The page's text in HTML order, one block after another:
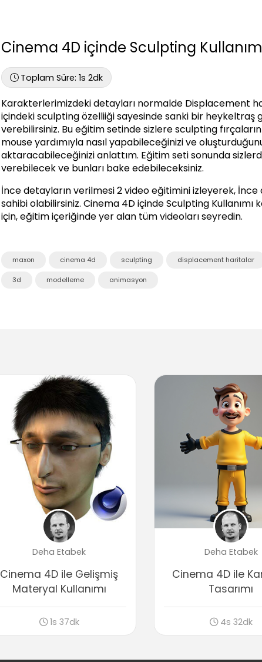
Cinema 4D içinde Sculpting
Toplam Süre: 1s 2dk
Karakterlerimizdeki detayları normalde Displacement
içindeki sculpting özelliiği sayesinde sanki bir heykeltraş
verebilirsiniz. Bu eğitim setinde sizlere sculpting
mouse yardımıyla nasıl yapabileceğinizi ve
aktaracabileceğinizi anlattım. Eğitim seti sonunda
verebilecek ve bunları bake edebileceksiniz.
İnce detayların verilmesi 2 video eğitimini izleyerek,
sahibi olabilirsiniz. Cinema 4D içinde Sculpting Kullanımı
için, eğitim içeriğinde yer alan tüm videoları seyredin.
maxon cinema 4d sculpting displacement haritalar
3d modelleme animasyon
Deha Etabek
Cinema 4D ile Gelişmiş
Materyal Kullanımı
1s 37dk
Deha Etabek
Cinema 4D ile
Tasarımı
4s 32dk